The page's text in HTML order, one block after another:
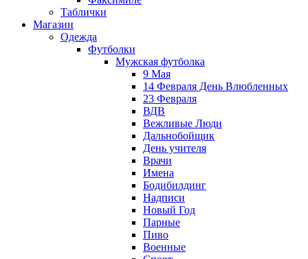
Таблички
Магазин
Одежда
Футболки
Мужская футболка
9 Мая
14 Февраля День Влюбленных
23 Февраля
ВДВ
Вежливые Люди
Дальнобойщик
День учителя
Врачи
Имена
Бодибилдинг
Надписи
Новый Год
Парные
Пиво
Военные